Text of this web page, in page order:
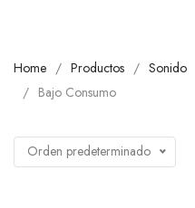
Home Productos Sonido
Bajo Consumo
Orden predeterminado